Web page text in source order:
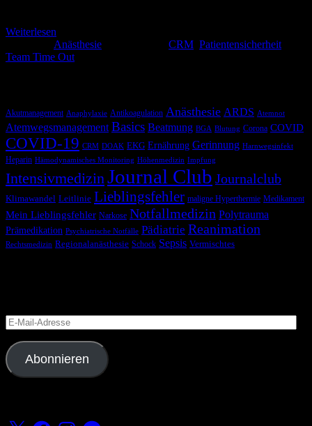
Weiterlesen
Anästhesie CRM Patientensicherheit
Team Time Out
Akutmanagement Anaphylaxie Antikoagulation Anästhesie ARDS Atemnot
Atemwegsmanagement Basics Beatmung BGA Blutung Corona COVID
COVID-19 CRM DOAK EKG Ernährung Gerinnung Harnwegsinfekt
Heparin Hämodynamisches Monitoring Höhenmedizin Impfung
IntensivmedizinJournal Club Journalclub
Klimawandel Leitlinie Lieblingsfehler maligne Hyperthermie Medikament
Mein Lieblingsfehler Narkose Notfallmedizin Polytrauma
Prämedikation Psychiatrische Notfälle Pädiatrie Reanimation
Rechtsmedizin Regionalanästhesie Schock Sepsis Vermischtes
E-
Mail-
Adresse
Abonnieren
X FacebookInstagramTelegram